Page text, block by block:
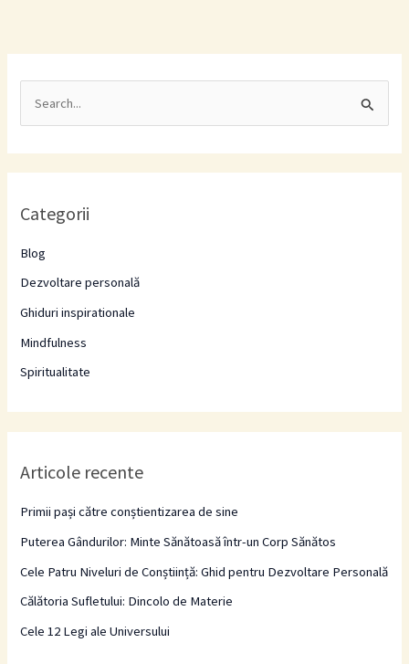
c
r
:
Categorii
Blog
Dezvoltare personală
Ghiduri inspirationale
Mindfulness
Spiritualitate
Articole recente
Primii pași către conștientizarea de sine
Puterea Gândurilor: Minte Sănătoasă într-un Corp Sănătos
Cele Patru Niveluri de Conștiință: Ghid pentru Dezvoltare Personală
Călătoria Sufletului: Dincolo de Materie
Cele 12 Legi ale Universului